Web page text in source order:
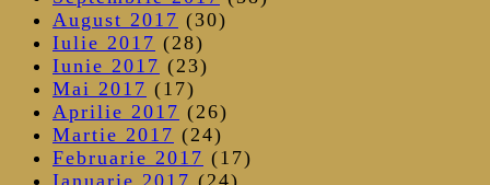
August 2017 (30)
Iulie 2017 (28)
Iunie 2017 (23)
Mai 2017 (17)
Aprilie 2017 (26)
Martie 2017 (24)
Februarie 2017 (17)
Ianuarie 2017 (24)